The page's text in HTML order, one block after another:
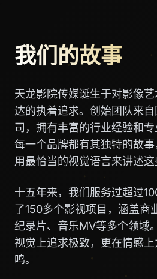
我们的故事
天龙影院传媒诞生于对影像
达的执着追求。创始团队来
司，拥有丰富的行业经验和专
每一个品牌都有其独特的故
用最恰当的视觉语言来讲述这
十五年来，我们服务过超过
了150多个影视项目，涵盖商
纪录片、音乐MV等多个领域
视觉上追求极致，更在情感
鸣。